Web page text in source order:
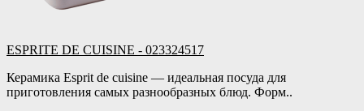
ESPRITE DE CUISINE - 023324517
Керамика Esprit de cuisine — идеальная посуда для
приготовления самых разнообразных блюд. Форм..